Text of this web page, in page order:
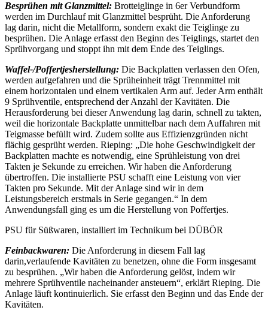
Besprühen mit Glanzmittel: Brotteiglinge in 6er Verbundform
werden im Durchlauf mit Glanzmittel besprüht. Die Anforderung
lag darin, nicht die Metallform, sondern exakt die Teiglinge zu
besprühen. Die Anlage erfasst den Beginn des Teiglings, startet den
Sprühvorgang und stoppt ihn mit dem Ende des Teiglings.
Waffel-/Poffertjesherstellung: Die Backplatten verlassen den Ofen,
werden aufgefahren und die Sprüheinheit trägt Trennmittel mit
einem horizontalen und einem vertikalen Arm auf. Jeder Arm enthält
9 Sprühventile, entsprechend der Anzahl der Kavitäten. Die
Herausforderung bei dieser Anwendung lag darin, schnell zu takten,
weil die horizontale Backplatte unmittelbar nach dem Auffahren mit
Teigmasse befüllt wird. Zudem sollte aus Effizienzgründen nicht
flächig gesprüht werden. Rieping: „Die hohe Geschwindigkeit der
Backplatten machte es notwendig, eine Sprühleistung von drei
Takten je Sekunde zu erreichen. Wir haben die Anforderung
übertroffen. Die installierte PSU schafft eine Leistung von vier
Takten pro Sekunde. Mit der Anlage sind wir in dem
Leistungsbereich erstmals in Serie gegangen.“ In dem
Anwendungsfall ging es um die Herstellung von Poffertjes.
PSU für Süßwaren, installiert im Technikum bei DÜBÖR
Feinbackwaren: Die Anforderung in diesem Fall lag
darin,verlaufende Kavitäten zu benetzen, ohne die Form insgesamt
zu besprühen. „Wir haben die Anforderung gelöst, indem wir
mehrere Sprühventile nacheinander ansteuern“, erklärt Rieping. Die
Anlage läuft kontinuierlich. Sie erfasst den Beginn und das Ende der
Kavitäten.